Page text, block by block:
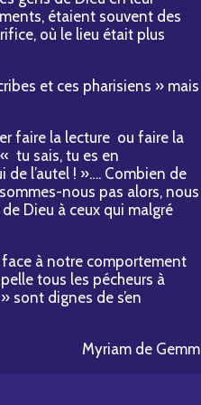
étaient souvent des
où le lieu était plus
et ces pharisiens » mais
faire la lecture ou faire la
tu sais, tu es en
l’autel ! »…. Combien de
nous pas alors, nous
Dieu à ceux qui malgré
à notre comportement
tous les pécheurs à
sont dignes de s’en
Myriam de